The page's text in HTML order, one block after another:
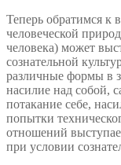
Теперь обратимся к
человеческой
человека) может
сознательной
различные формы в
насилие над собой,
потакание себе,
попытки
отношений
при условии